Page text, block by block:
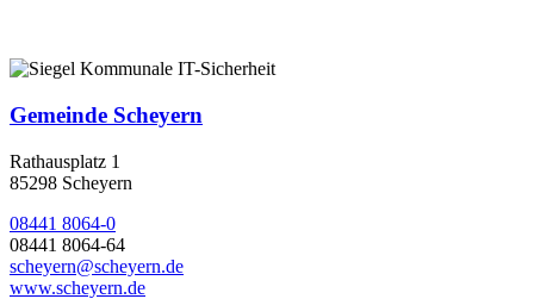
Gemeinde Scheyern
Rathausplatz 1
85298 Scheyern
08441 8064-0
08441 8064-64
scheyern@scheyern.de
www.scheyern.de